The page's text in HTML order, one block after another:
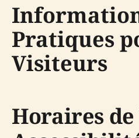
Pratiques
Visiteurs
Horaires